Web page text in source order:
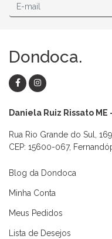
Dondoca.
Daniela Ruiz Rissato
Rua Rio Grande do Sul,
CEP: 15600-067,
Blog da Dondoca
Minha Conta
Meus Pedidos
Lista de Desejos